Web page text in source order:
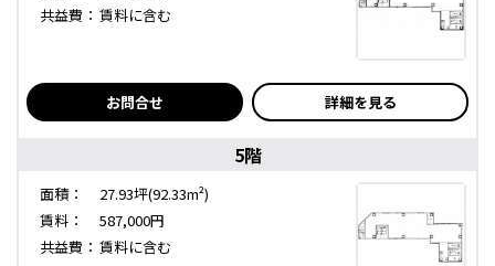
共益費： 賃料に含む
お問合せ 詳細を見る
5階
面積：
27.93坪(92.33m²)
賃料：
587,000円
共益費： 賃料に含む